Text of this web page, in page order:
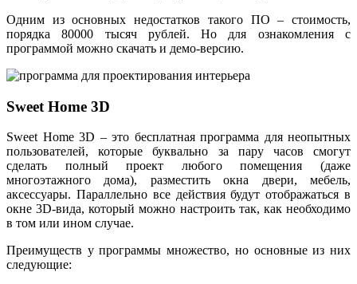
Одним из основных недостатков такого ПО – стоимость,
порядка 80000 тысяч рублей. Но для ознакомления с
программой можно скачать и демо-версию.
Sweet Home 3D
Sweet Home 3D – это бесплатная программа для неопытных
пользователей, которые буквально за пару часов смогут
сделать полный проект любого помещения (даже
многоэтажного дома), разместить окна двери, мебель,
аксессуары. Параллельно все действия будут отображаться в
окне 3D-вида, который можно настроить так, как необходимо
в том или ином случае.
Преимуществ у программы множество, но основные из них
следующие: